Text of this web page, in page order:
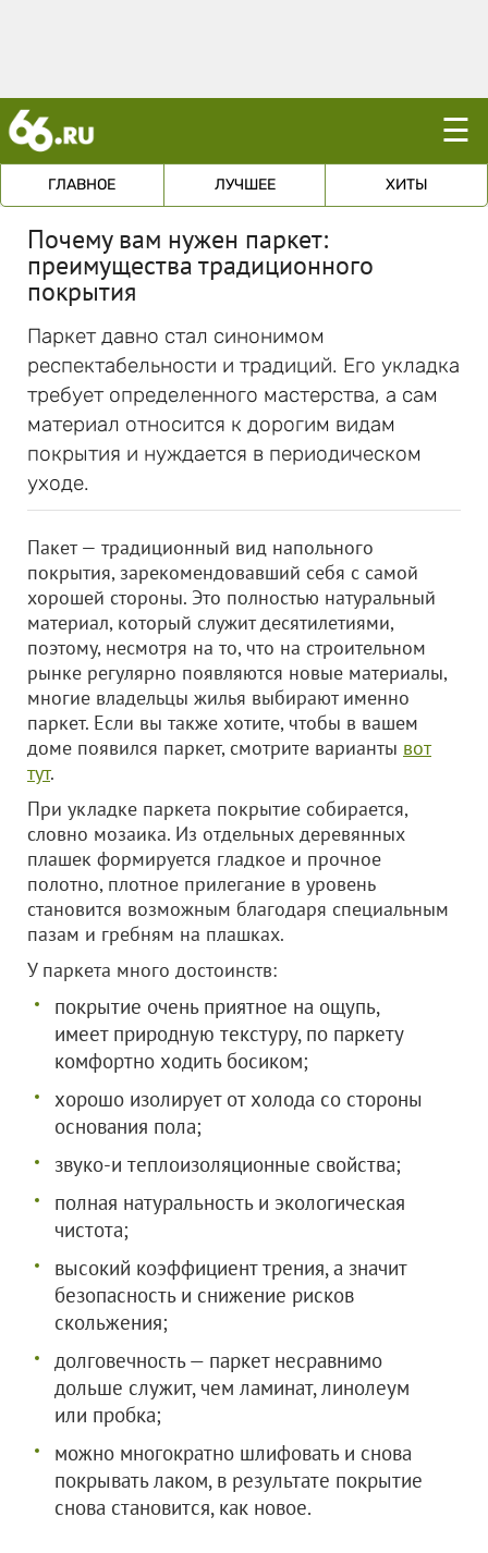
☰
ГЛАВНОЕ ЛУЧШЕЕ ХИТЫ
Почему вам нужен паркет:
преимущества традиционного
покрытия
Паркет давно стал синонимом
респектабельности и традиций. Его укладка
требует определенного мастерства, а сам
материал относится к дорогим видам
покрытия и нуждается в периодическом
уходе.
Пакет — традиционный вид напольного
покрытия, зарекомендовавший себя с самой
хорошей стороны. Это полностью натуральный
материал, который служит десятилетиями,
поэтому, несмотря на то, что на строительном
рынке регулярно появляются новые материалы,
многие владельцы жилья выбирают именно
паркет. Если вы также хотите, чтобы в вашем
доме появился паркет, смотрите варианты вот
тут.
При укладке паркета покрытие собирается,
словно мозаика. Из отдельных деревянных
плашек формируется гладкое и прочное
полотно, плотное прилегание в уровень
становится возможным благодаря специальным
пазам и гребням на плашках.
У паркета много достоинств:
покрытие очень приятное на ощупь,
имеет природную текстуру, по паркету
комфортно ходить босиком;
хорошо изолирует от холода со стороны
основания пола;
звуко-и теплоизоляционные свойства;
полная натуральность и экологическая
чистота;
высокий коэффициент трения, а значит
безопасность и снижение рисков
скольжения;
долговечность — паркет несравнимо
дольше служит, чем ламинат, линолеум
или пробка;
можно многократно шлифовать и снова
покрывать лаком, в результате покрытие
снова становится, как новое.